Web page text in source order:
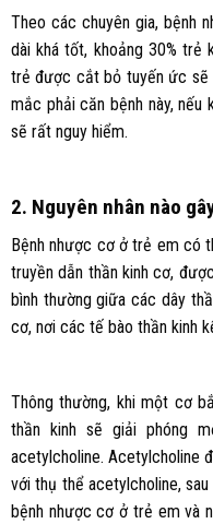
Theo các chuyên gia, bệnh
dài khá tốt, khoảng 30% trẻ
trẻ được cắt bỏ tuyến ức sẽ
mắc phải căn bệnh này,
sẽ rất nguy hiểm.
2. Nguyên nhân nào
Bệnh nhược cơ ở trẻ em có
truyền dẫn thần kinh cơ,
bình thường giữa các dây
cơ, nơi các tế bào thần kinh
Thông thường, khi một cơ
thần kinh sẽ giải phóng
acetylcholine. Acetylcholine
với thụ thể acetylcholine,
bệnh nhược cơ ở trẻ em và